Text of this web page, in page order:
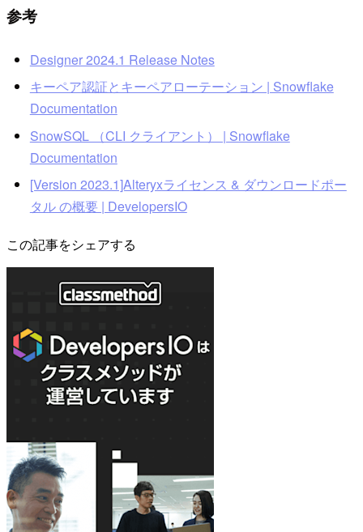
参考
Designer 2024.1 Release Notes
キーペア認証とキーペアローテーション | Snowflake
Documentation
SnowSQL （CLI クライアント） | Snowflake
Documentation
[Version 2023.1]Alteryxライセンス & ダウンロードポー
タル の概要 | DevelopersIO
この記事をシェアする